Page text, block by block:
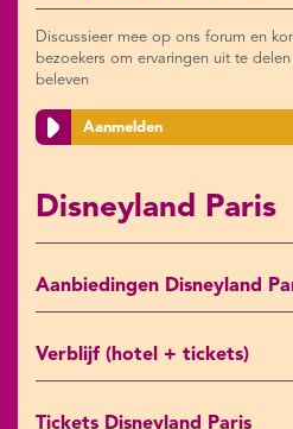
Discussieer mee op ons forum en
bezoekers om ervaringen uit te
beleven
Aanmelden
Disneyland Paris
Aanbiedingen Disneyland
Verblijf (hotel + tickets)
Tickets Disneyland Paris